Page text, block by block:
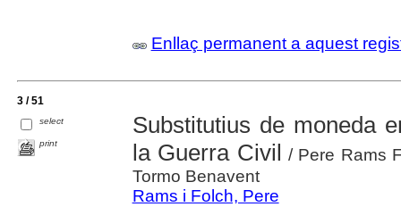
Enllaç permanent a aquest
3 / 51
select
print
Substitutius de moneda
la Guerra Civil / Pere Rams
Tormo Benavent
Rams i Folch, Pere